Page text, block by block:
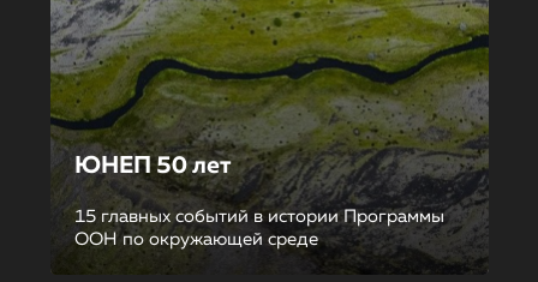
ЮНЕП 50 лет
15 главных событий в истории Программы
ООН по окружающей среде